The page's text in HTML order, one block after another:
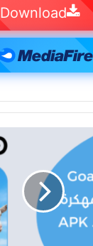
Download